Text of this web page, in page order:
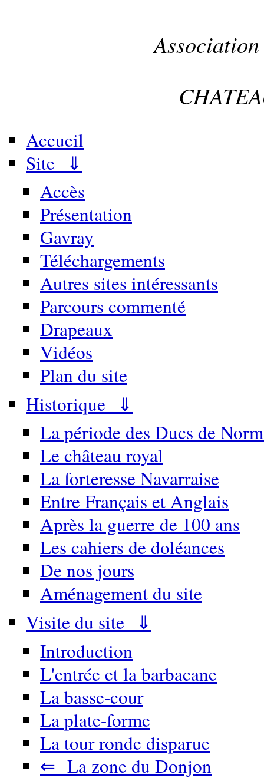
Association
Accueil
Site ⇓
Accès
Présentation
Gavray
Téléchargements
Autres sites intéressants
Parcours commenté
Drapeaux
Vidéos
Plan du site
Historique ⇓
La période des Ducs de
Le château royal
La forteresse Navarraise
Entre Français et Anglais
Après la guerre de 100 ans
Les cahiers de doléances
De nos jours
Aménagement du site
Visite du site ⇓
Introduction
L'entrée et la barbacane
La basse-cour
La plate-forme
La tour ronde disparue
⇐ La zone du Donjon